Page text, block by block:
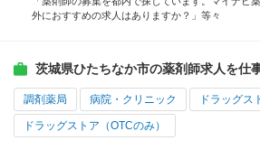
外におすすめの求人はありますか？」等々
茨城県ひたちなか市の薬剤師求人を仕
調剤薬局 病院・クリニック ドラッグス
ドラッグストア（OTCのみ）